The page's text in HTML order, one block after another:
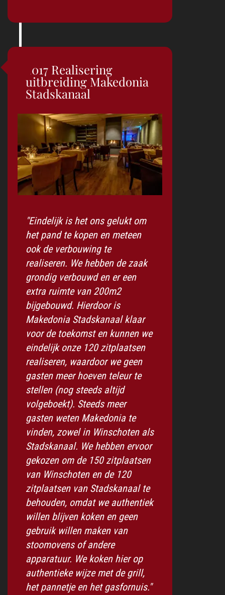
2017 Realisering
uitbreiding Makedonia
Stadskanaal
"Eindelijk is het ons gelukt om
het pand te kopen en meteen
ook de verbouwing te
realiseren. We hebben de zaak
grondig verbouwd en er een
extra ruimte van 200m2
bijgebouwd. Hierdoor is
Makedonia Stadskanaal klaar
voor de toekomst en kunnen we
eindelijk onze 120 zitplaatsen
realiseren, waardoor we geen
gasten meer hoeven teleur te
stellen (nog steeds altijd
volgeboekt). Steeds meer
gasten weten Makedonia te
vinden, zowel in Winschoten als
Stadskanaal. We hebben ervoor
gekozen om de 150 zitplaatsen
van Winschoten en de 120
zitplaatsen van Stadskanaal te
behouden, omdat we authentiek
willen blijven koken en geen
gebruik willen maken van
stoomovens of andere
apparatuur. We koken hier op
authentieke wijze met de grill,
het pannetje en het gasfornuis."